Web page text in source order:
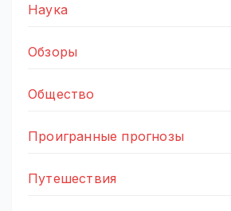
Наука
Обзоры
Общество
Проигранные прогнозы
Путешествия